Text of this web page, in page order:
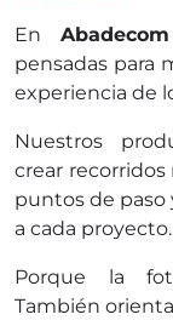
En
pensadas para
experiencia de
Nuestros
crear recorridos
puntos de paso
a cada proyecto.
Porque la
También